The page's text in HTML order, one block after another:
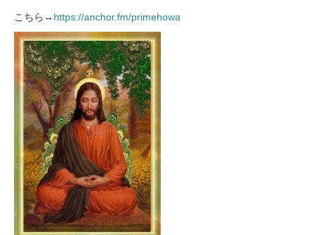
こちら → https://anchor.fm/primehowa